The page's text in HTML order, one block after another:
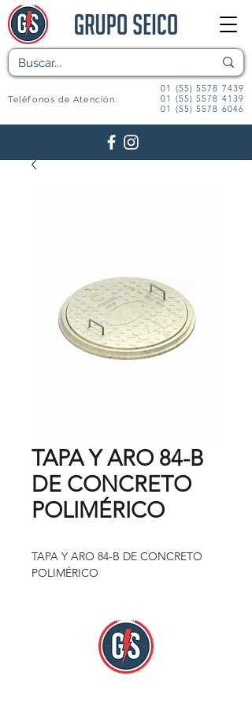
Teléfonos de Atención:
01 (55) 5578 7439
01 (55) 5578 4139
01 (55) 5578 6046
TAPA Y ARO 84-B
DE CONCRETO
POLIMÉRICO
TAPA Y ARO 84-B DE CONCRETO
POLIMÉRICO